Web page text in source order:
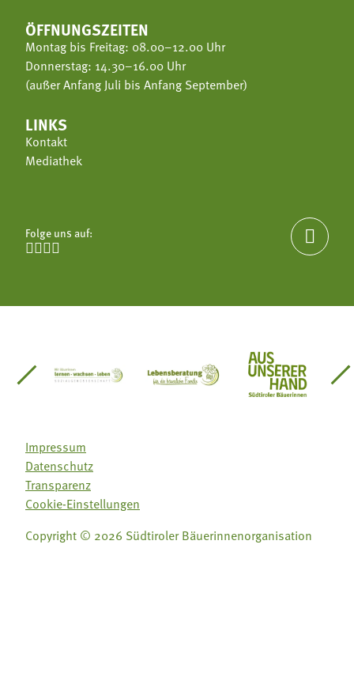
ÖFFNUNGSZEITEN
Montag bis Freitag: 08.00–12.00 Uhr
Donnerstag: 14.30–16.00 Uhr
(außer Anfang Juli bis Anfang September)
LINKS
Kontakt
Mediathek
Folge uns auf:


Südtirol
Gärtnervereinigung
Sozialgenossenschaft Mit Bäuerinnen lernen -
Lebensberatung für dieAus unserer
Impressum
Datenschutz
Transparenz
Cookie-Einstellungen
Copyright © 2026 Südtiroler Bäuerinnenorganisation